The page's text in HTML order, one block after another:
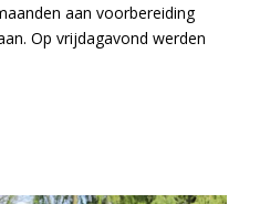
aan voorbereiding
Op vrijdagavond werden